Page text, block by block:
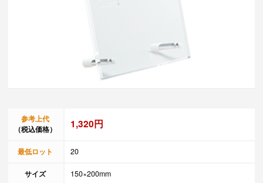
参考上代
（税込価格）
1,320円
最低ロット 20
サイズ 150×200mm